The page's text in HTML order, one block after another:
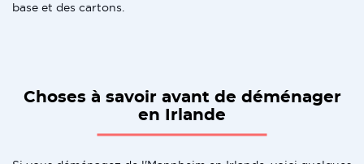
base et des cartons.
Choses à savoir avant de déménager
en Irlande